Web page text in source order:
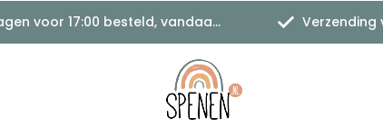
voor 17:00 besteld, vandaag verzonden Verzending vanaf